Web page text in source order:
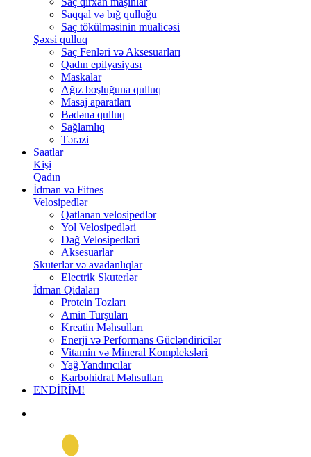
Saqqal və bığ qulluğu
Saç tökülməsinin müalicəsi
Şəxsi qulluq
Saç Fenləri və Aksesuarları
Qadın epilyasiyası
Maskalar
Ağız boşluğuna qulluq
Masaj aparatları
Bədənə qulluq
Sağlamlıq
Tərəzi
Saatlar
Kişi
Qadın
İdman və Fitnes
Velosipedlər
Qatlanan velosipedlər
Yol Velosipedləri
Dağ Velosipedləri
Aksesuarlar
Skuterlər və avadanlıqlar
Electrik Skuterlər
İdman Qidaları
Protein Tozları
Amin Turşuları
Kreatin Məhsulları
Enerji və Performans Gücləndiricilər
Vitamin və Mineral Kompleksləri
Yağ Yandırıcılar
Karbohidrat Məhsulları
ENDİRİM!